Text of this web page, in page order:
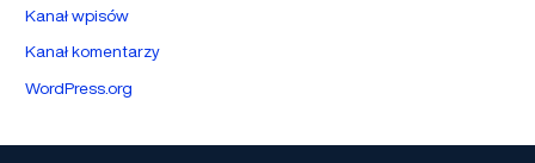
Kanał wpisów
Kanał komentarzy
WordPress.org